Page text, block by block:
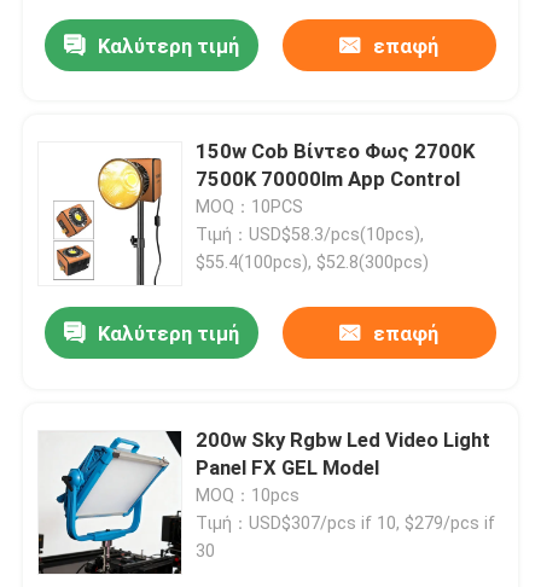
Καλύτερη τιμή επαφή
150w Cob Βίντεο Φως 2700K
7500K 70000lm App Control
MOQ：10PCS
Τιμή：USD$58.3/pcs(10pcs),
$55.4(100pcs), $52.8(300pcs)
Καλύτερη τιμή επαφή
200w Sky Rgbw Led Video Light
Panel FX GEL Model
MOQ：10pcs
Τιμή：USD$307/pcs if 10, $279/pcs if
30